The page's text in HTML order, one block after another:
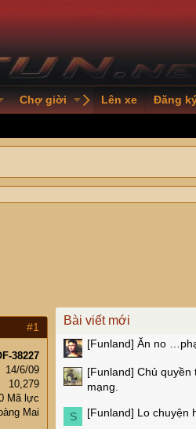
Chợ giời PVOILVGC2026
Lên xe Đăng
#1
38227
14/6/09
10,279
Mã lực
Mai
Bài viết mới
[Funland] Ăn no
[Funland] Chủ quyền
mạng.
S [Funland] Lo chuyện